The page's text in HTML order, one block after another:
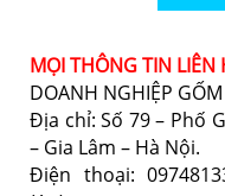
MỌI THÔNG TIN LIÊN
DOANH NGHIỆP
Địa chỉ: Số 79 – Phố
– Gia Lâm – Hà Nội.
Điện thoại: